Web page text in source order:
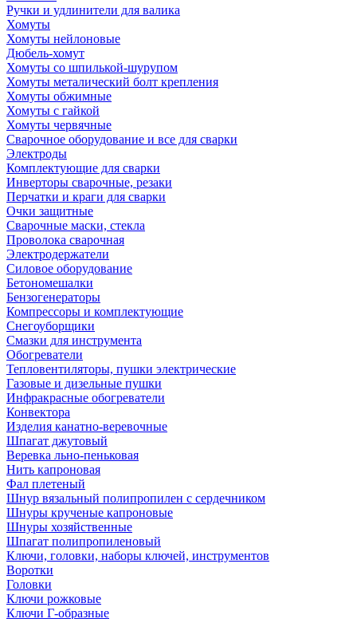
Ручки и удлинители для валика
Хомуты
Хомуты нейлоновые
Дюбель-хомут
Хомуты со шпилькой-шурупом
Хомуты металический болт крепления
Хомуты обжимные
Хомуты с гайкой
Хомуты червячные
Сварочное оборудование и все для сварки
Электроды
Комплектующие для сварки
Инверторы сварочные, резаки
Перчатки и краги для сварки
Очки защитные
Сварочные маски, стекла
Проволока сварочная
Электродержатели
Силовое оборудование
Бетономешалки
Бензогенераторы
Компрессоры и комплектующие
Снегоуборщики
Смазки для инструмента
Обогреватели
Тепловентиляторы, пушки электрические
Газовые и дизельные пушки
Инфракрасные обогреватели
Конвектора
Изделия канатно-веревочные
Шпагат джутовый
Веревка льно-пеньковая
Нить капроновая
Фал плетеный
Шнур вязальный полипропилен с сердечником
Шнуры крученые капроновые
Шнуры хозяйственные
Шпагат полипропиленовый
Ключи, головки, наборы ключей, инструментов
Воротки
Головки
Ключи рожковые
Ключи Г-образные